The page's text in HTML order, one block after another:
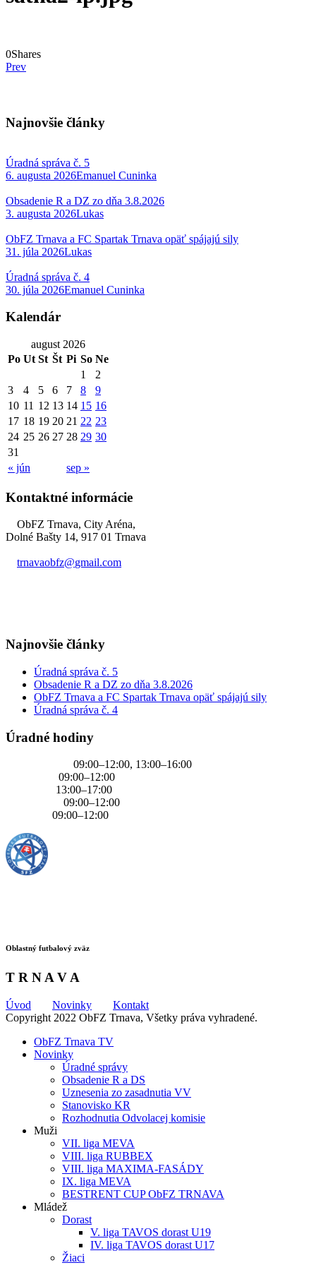
0Shares
Prev
Najnovšie články
Úradná správa č. 5
6. augusta 2026Emanuel Cuninka
Obsadenie R a DZ zo dňa 3.8.2026
3. augusta 2026Lukas
ObFZ Trnava a FC Spartak Trnava opäť spájajú sily
31. júla 2026Lukas
Úradná správa č. 4
30. júla 2026Emanuel Cuninka
Kalendár
august 2026
Po Ut St Št Pi So Ne
« jún sep »
1
2
3
4 5 6 7 8
9
10 11 12 13 14 15 16
17 18 19 20 21 22 23
24 25 26 27 28 29 30
31
Kontaktné informácie
ObFZ Trnava, City Aréna,
Dolné Bašty 14, 917 01 Trnava
trnavaobfz@gmail.com
Najnovšie články
Úradná správa č. 5
Obsadenie R a DZ zo dňa 3.8.2026
ObFZ Trnava a FC Spartak Trnava opäť spájajú sily
Úradná správa č. 4
Úradné hodiny
09:00–12:00, 13:00–16:00
09:00–12:00
13:00–17:00
09:00–12:00
09:00–12:00
Oblastný futbalový zväz
T R N A V A
Úvod Novinky
Kontakt
Copyright 2022 ObFZ Trnava, Všetky práva vyhradené.
ObFZ Trnava TV
Novinky
Úradné správy
Obsadenie R a DS
Uznesenia zo zasadnutia VV
Stanovisko KR
Rozhodnutia Odvolacej komisie
Muži
VII. liga MEVA
VIII. liga RUBBEX
VIII. liga MAXIMA-FASÁDY
IX. liga MEVA
BESTRENT CUP ObFZ TRNAVA
Mládež
Dorast
V. liga TAVOS dorast U19
IV. liga TAVOS dorast U17
Žiaci